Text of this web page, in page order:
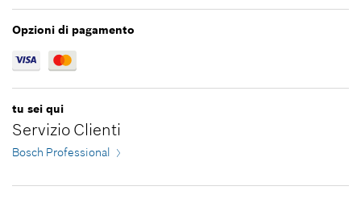
Opzioni di pagamento
tu sei qui
Servizio Clienti
Bosch Professional